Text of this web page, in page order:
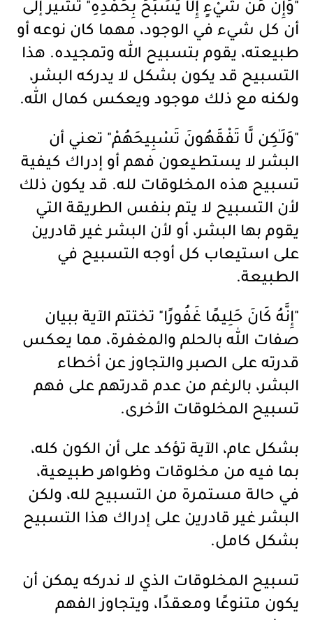
"وَإِن مِّن شَيْءٍ إِلَّا يُسَبِّحُ بِحَمْدِهِ" تشير إلى
أن كل شيء في الوجود، مهما كان نوعه أو
طبيعته، يقوم بتسبيح الله وتمجيده. هذا
التسبيح قد يكون بشكل لا يدركه البشر،
ولكنه مع ذلك موجود ويعكس كمال الله.
"وَلَـٰكِن لَّا تَفْقَهُونَ تَسْبِيحَهُمْ" تعني أن
البشر لا يستطيعون فهم أو إدراك كيفية
تسبيح هذه المخلوقات لله. قد يكون ذلك
لأن التسبيح لا يتم بنفس الطريقة التي
يقوم بها البشر، أو لأن البشر غير قادرين
على استيعاب كل أوجه التسبيح في
الطبيعة.
"إِنَّهُ كَانَ حَلِيمًا غَفُورًا" تختتم الآية ببيان
صفات الله بالحلم والمغفرة، مما يعكس
قدرته على الصبر والتجاوز عن أخطاء
البشر، بالرغم من عدم قدرتهم على فهم
تسبيح المخلوقات الأخرى.
بشكل عام، الآية تؤكد على أن الكون كله،
بما فيه من مخلوقات وظواهر طبيعية،
في حالة مستمرة من التسبيح لله، ولكن
البشر غير قادرين على إدراك هذا التسبيح
بشكل كامل.
تسبيح المخلوقات الذي لا ندركه يمكن أن
يكون متنوعًا ومعقدًا، ويتجاوز الفهم